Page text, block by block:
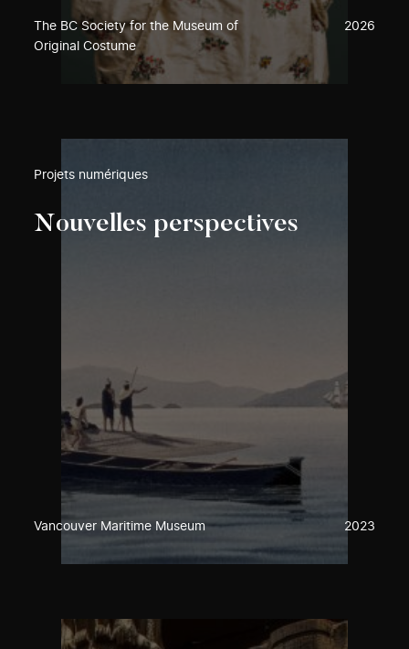
The BC Society for the Museum of
Original Costume
2026
Projets numériques
Nouvelles perspectives
Vancouver Maritime Museum 2023